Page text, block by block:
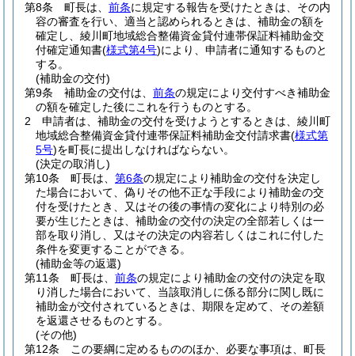
第8条
町長は、 前条に規定する報告を受けたときは、その内
容の審査を行い、適当と認められるときは、補助金の額を
確定し、綾川町地域総合整備資金貸付連帯保証料補助金交
付確定通知書(様式第4号)により、申請者に通知するものと
する。
(補助金の交付)
第9条
補助金の交付は、 前条の規定により交付すべき補助金
の額を確定した後にこれを行うものとする。
2
申請者は、補助金の交付を受けようとするときは、綾川町
地域総合整備資金貸付連帯保証料補助金交付請求書(様式第
5号)を町長に提出しなければならない。
(決定の取消し)
第10条
町長は、 第6条の規定により補助金の交付を決定し
た場合において、偽りその他不正な手段により補助金の交
付を受けたとき、又はその後の事情の変化により特別の必
要が生じたときは、補助金の交付の決定の全部若しくは一
部を取り消し、又はその決定の内容若しくはこれに付した
条件を変更することができる。
(補助金等の返還)
第11条
町長は、 前条の規定により補助金の交付の決定を取
り消した場合において、当該取消しに係る部分に関し既に
補助金が交付されているときは、期限を定めて、その差額
を返還させるものとする。
(その他)
第12条
この要綱に定めるもののほか、必要な事項は、町長